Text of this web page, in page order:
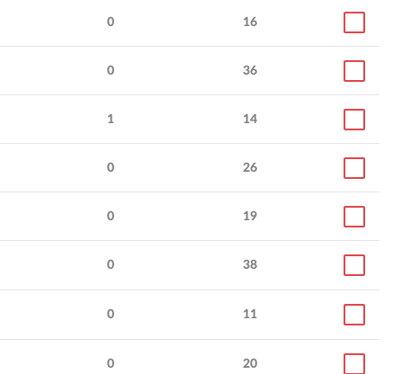
0 16
0 36
1 14
0 26
0 19
0 38
0 11
0 20